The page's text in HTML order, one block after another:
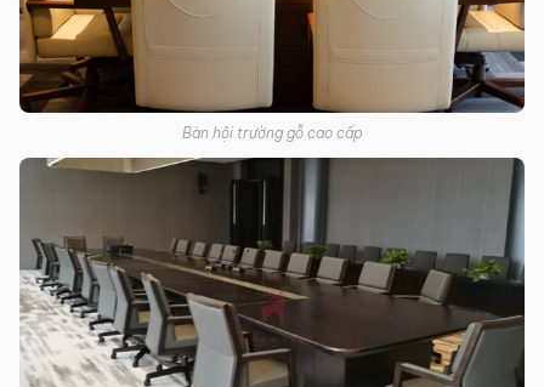
Bàn hội trường gỗ cao cấp